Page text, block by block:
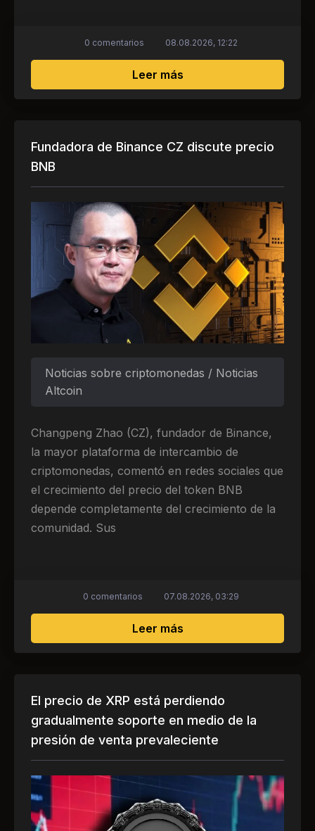
Leer mássobre Interés
0 comentarios 08.08.2026, 12:22
Fundadora de Binance CZ discute precio
BNB
Noticias sobre criptomonedas / Noticias
Altcoin
Changpeng Zhao (CZ), fundador de Binance,
la mayor plataforma de intercambio de
criptomonedas, comentó en redes sociales que
el crecimiento del precio del token BNB
depende completamente del crecimiento de la
comunidad. Sus
Leer mássobre Fundadora de
0 comentarios 07.08.2026, 03:29
El precio de XRP está perdiendo
gradualmente soporte en medio de la
presión de venta prevaleciente